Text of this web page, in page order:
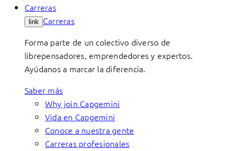
Carreras
link Carreras
Forma parte de un colectivo diverso de
librepensadores, emprendedores y expertos.
Ayúdanos a marcar la diferencia.
Saber más
Why join Capgemini
Vida en Capgemini
Conoce a nuestra gente
Carreras profesionales